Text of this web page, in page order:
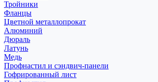
Тройники
Фланцы
Цветной металлопрокат
Алюминий
Дюраль
Латунь
Медь
Профнастил и сэндвич-панели
Гофрированный лист